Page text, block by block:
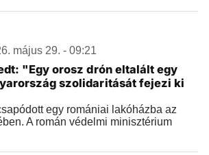
május 29. - 09:21
"Egy orosz drón eltalált egy
szolidaritását fejezi ki
egy romániai lakóházba az
A román védelmi minisztérium